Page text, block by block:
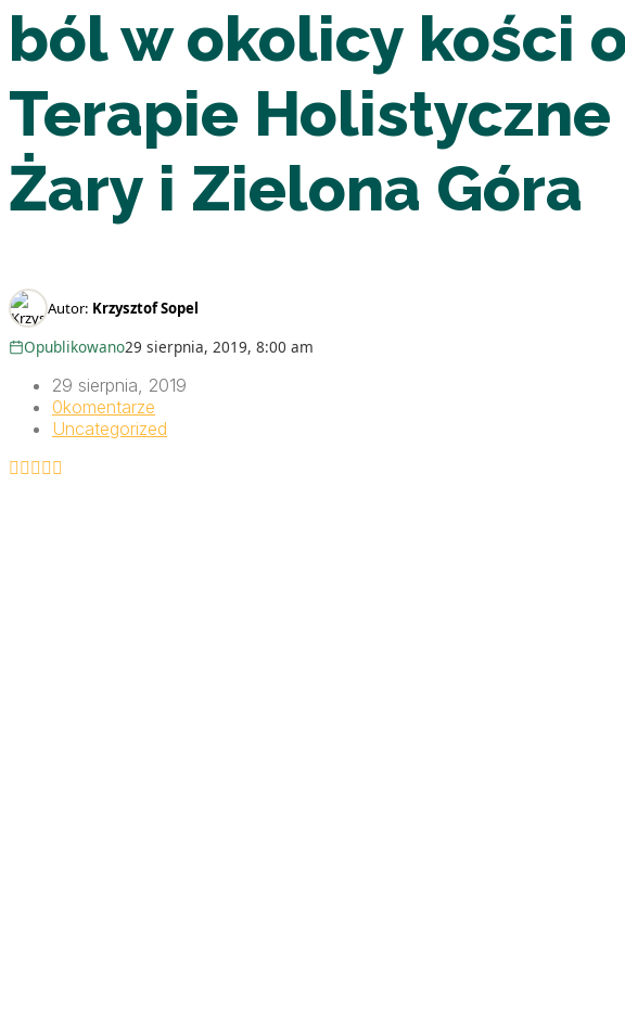
ból w okolicy kości
Terapie Holistyczne
Żary i Zielona Góra
Autor: Krzysztof Sopel
Opublikowano29 sierpnia, 2019, 8:00 am
29 sierpnia, 2019
0komentarze
Uncategorized